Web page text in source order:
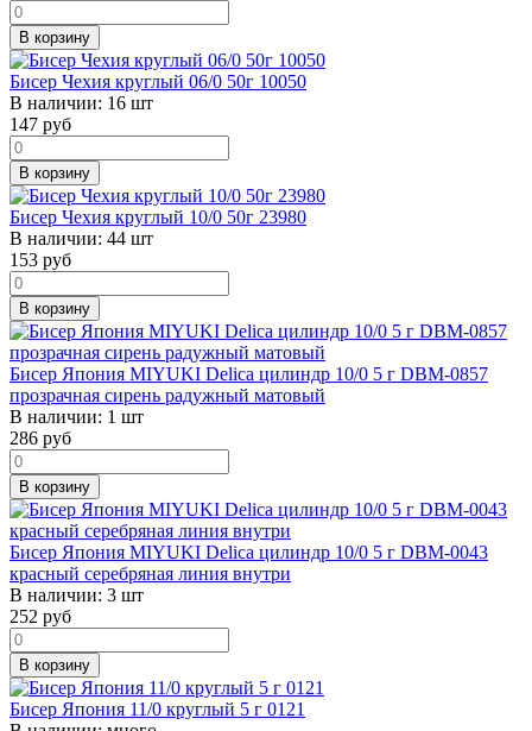
В корзину
Бисер Чехия круглый 06/0 50г 10050
В наличии: 16 шт
147 руб
В корзину
Бисер Чехия круглый 10/0 50г 23980
В наличии: 44 шт
153 руб
В корзину
Бисер Япония MIYUKI Delica цилиндр 10/0 5 г DBM-0857
прозрачная сирень радужный матовый
В наличии: 1 шт
286 руб
В корзину
Бисер Япония MIYUKI Delica цилиндр 10/0 5 г DBM-0043
красный серебряная линия внутри
В наличии: 3 шт
252 руб
В корзину
Бисер Япония 11/0 круглый 5 г 0121